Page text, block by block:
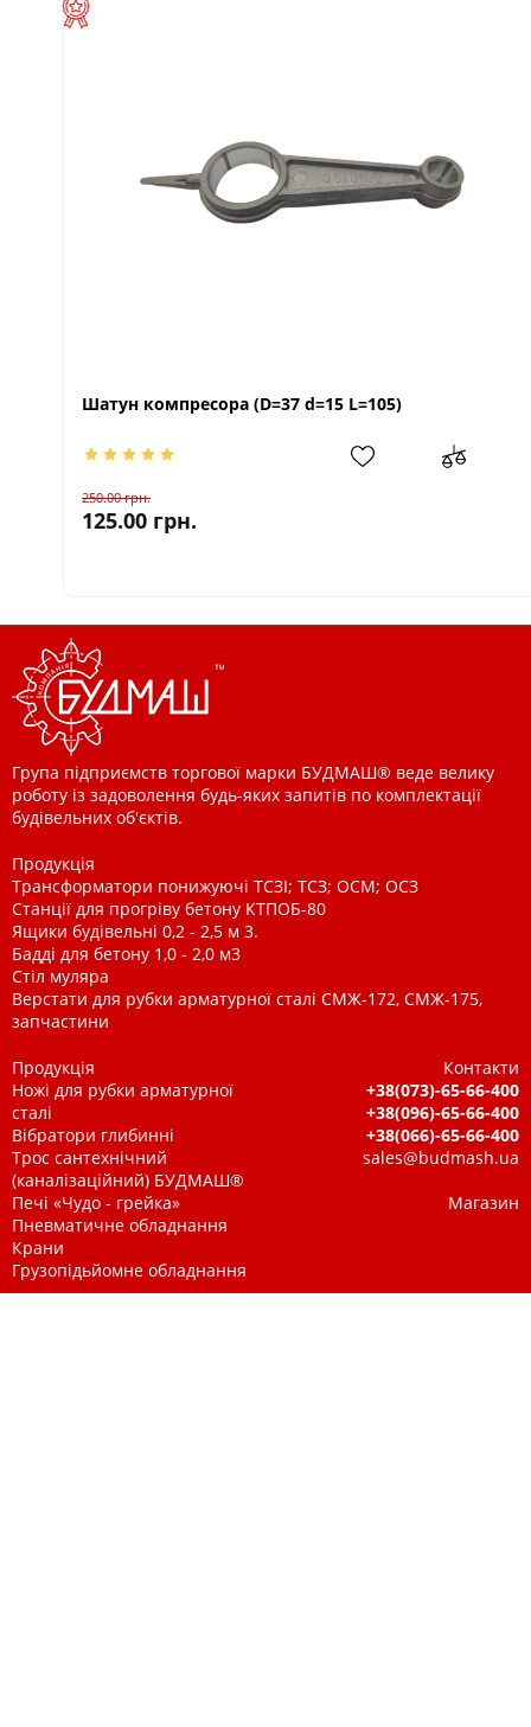
Шатун компресора (D=37 d=15 L=105)
250.00грн.
125.00 грн.
Група підприємств торгової марки БУДМАШ® веде велику
роботу із задоволення будь-яких запитів по комплектації
будівельних об'єктів.
Продукція
Трансформатори понижуючі ТСЗІ; ТСЗ; ОСМ; ОСЗ
Станції для прогріву бетону КТПОБ-80
Ящики будівельні 0,2 - 2,5 м 3.
Бадді для бетону 1,0 - 2,0 м3
Стіл муляра
Верстати для рубки арматурної сталі СМЖ-172, СМЖ-175,
запчастини
Продукція
Ножі для рубки арматурної
сталі
Вібратори глибинні
Трос сантехнічний
(каналізаційний) БУДМАШ®
Печі «Чудо - грейка»
Пневматичне обладнання
Крани
Грузопідьйомне обладнання
Контакти
+38(073)-65-66-400
+38(096)-65-66-400
+38(066)-65-66-400
sales@budmash.ua
Магазин